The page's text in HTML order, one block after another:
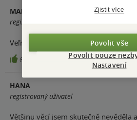
MARTINA
registrovaný uživatel
Veľmi pekná a zaujímavá kniha
6 Kniha,
HANA
registrovaný uživatel
Většinu věcí jsem skutečně nevěděla
Zjistit více
Povolit vše
Povolit pouze
Nastavení